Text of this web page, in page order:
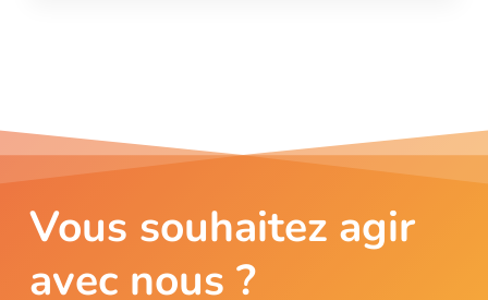
Vous souhaitez agir
avec nous ?